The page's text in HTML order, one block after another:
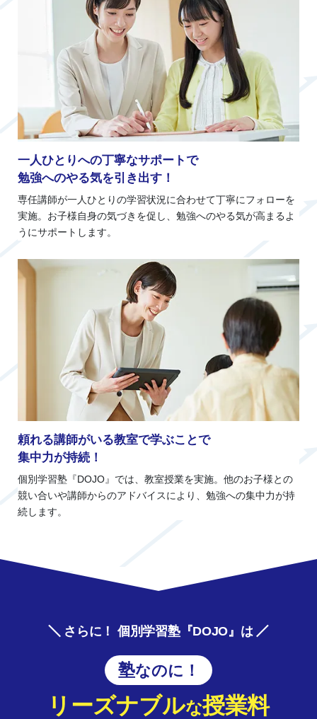
一人ひとりへの丁寧なサポートで
勉強へのやる気を引き出す！
専任講師が一人ひとりの学習状況に合わせて丁寧にフォローを
実施。お子様自身の気づきを促し、勉強へのやる気が高まるよ
うにサポートします。
頼れる講師がいる教室で学ぶことで
集中力が持続！
個別学習塾『DOJO』では、教室授業を実施。他のお子様との
競い合いや講師からのアドバイスにより、勉強への集中力が持
続します。
さらに！ 個別学習塾『DOJO』は
塾なのに！
リーズナブルな授業料